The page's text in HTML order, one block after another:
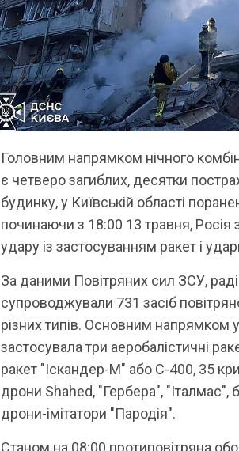
Головним напрямком нічного
є четверо загиблих, десятки
будинку, у Київській області
починаючи з 18:00 13 травня, Росія
удару із застосуванням ракет і
За даними Повітряних сил ЗСУ,
супроводжували 731 засіб
різних типів. Основним напрямком
застосувала три аеробалістичні
ракет "Іскандер-М" або С-400, 35
дрони Shahed, "Гербера",
дрони-імітатори "Пародія".